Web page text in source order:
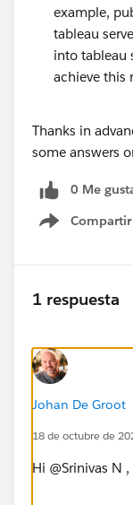
example,
tableau
into tableau
achieve this
Thanks in
some answers
0 Me
Compartir
Show menu
1 respuesta
Johan De Groot
18 de octubre de
Hi @Srinivas N​ ,